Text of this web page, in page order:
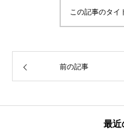
この記事のタイ
前の記事
最近